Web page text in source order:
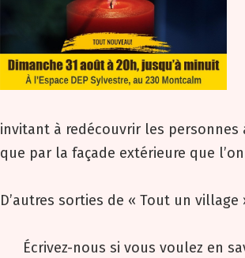
invitant à redécouvrir les
que par la façade extérieure que
D’autres sorties de « Tout un
Écrivez-nous si vous voulez en